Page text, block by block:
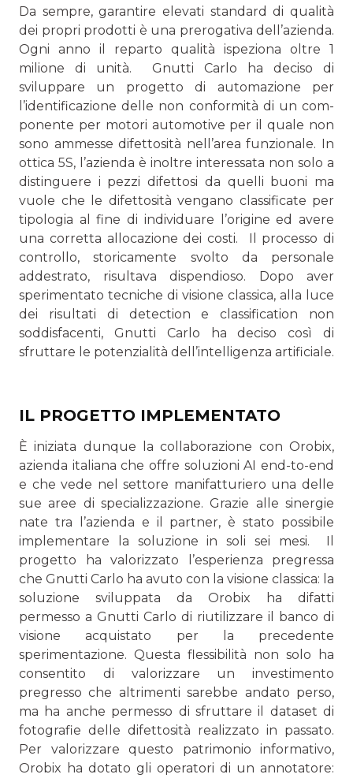
Da sempre, garantire elevati standard di qualità
dei propri prodotti è una prerogativa dell’azienda.
Ogni anno il reparto qualità ispeziona oltre 1
milione di unità. Gnutti Carlo ha deciso di
sviluppare un progetto di automa­zione per
l’identificazione delle non conformità di un com­
ponente per motori automotive per il quale non
sono am­messe difettosità nell’area funzionale. In
ottica 5S, l’azienda è inoltre interessata non solo a
distinguere i pezzi difettosi da quelli buoni ma
vuole che le difettosità vengano classifi­cate per
tipologia al fine di individuare l’origine ed avere
una corretta allocazione dei costi. Il processo di
controllo, storicamente svolto da personale
addestrato, risultava dispendioso. Dopo aver
sperimentato tecniche di visione classica, alla luce
dei risultati di detection e classification non
soddisfacenti, Gnutti Carlo ha deciso così di
sfruttare le potenzialità dell’intelligenza artificiale.
IL PROGETTO IMPLEMENTATO
È iniziata dunque la collaborazione con Orobix,
azienda italiana che offre soluzioni AI end-to-end
e che vede nel settore manifatturiero una delle
sue aree di specializzazio­ne. Grazie alle sinergie
nate tra l’azienda e il partner, è stato possibile
implementare la soluzione in soli sei mesi. Il
progetto ha valorizzato l’esperienza pregressa
che Gnutti Carlo ha avuto con la visione classica: la
soluzione sviluppata da Orobix ha difatti
permesso a Gnutti Carlo di riutilizzare il banco di
visione acquistato per la precedente
sperimentazione. Questa flessibilità non solo ha
consentito di valorizzare un in­vestimento
pregresso che altrimenti sarebbe andato perso,
ma ha anche permesso di sfruttare il dataset di
fotografie delle di­fettosità realizzato in passato.
Per valorizzare questo patrimo­nio informativo,
Orobix ha dotato gli operatori di un annotato­re: